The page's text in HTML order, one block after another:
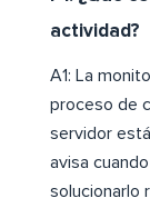
actividad?
A1: La
proceso de
servidor
avisa
solucionarlo